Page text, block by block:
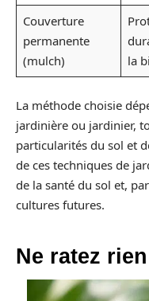
Couverture
permanente
(mulch)
la
La méthode choisie
jardinière ou jardinier,
particularités du sol et
de ces techniques de
de la santé du sol et,
cultures futures.
Ne ratez